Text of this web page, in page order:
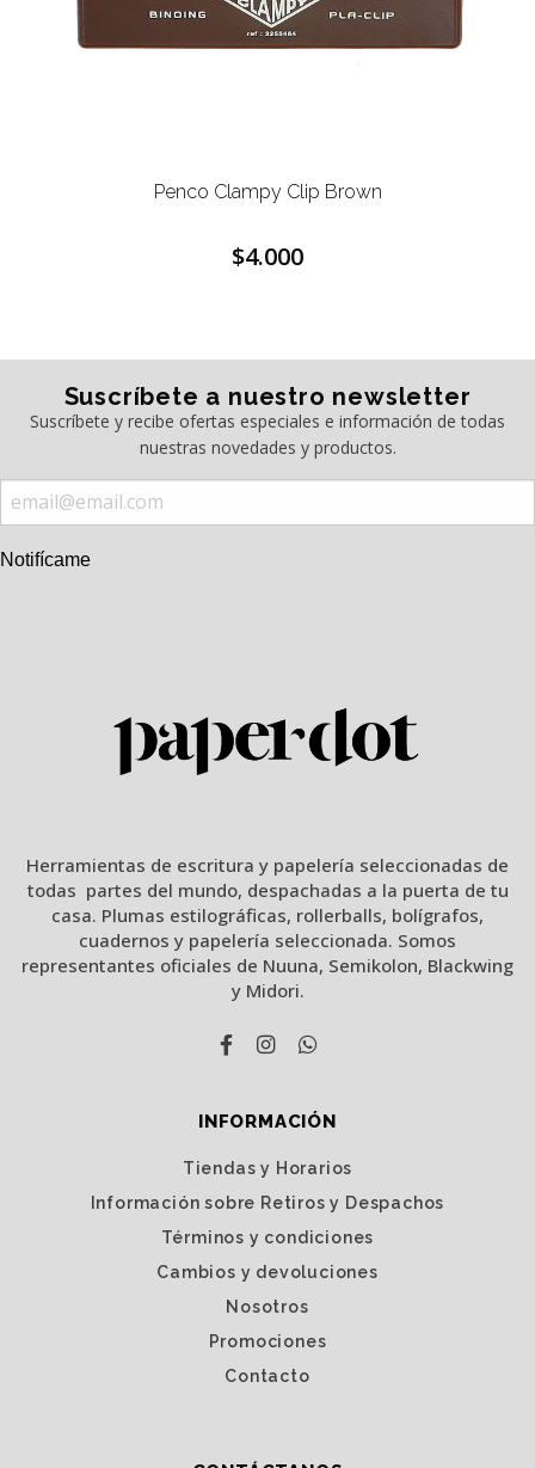
Penco Clampy Clip Brown
$4.000
Suscríbete a nuestro newsletter
Suscríbete y recibe ofertas especiales e información de todas
nuestras novedades y productos.
Notifícame
Herramientas de escritura y papelería seleccionadas de
todas partes del mundo, despachadas a la puerta de tu
casa. Plumas estilográficas, rollerballs, bolígrafos,
cuadernos y papelería seleccionada. Somos
representantes oficiales de Nuuna, Semikolon, Blackwing
y Midori.
INFORMACIÓN
Tiendas y Horarios
Información sobre Retiros y Despachos
Términos y condiciones
Cambios y devoluciones
Nosotros
Promociones
Contacto